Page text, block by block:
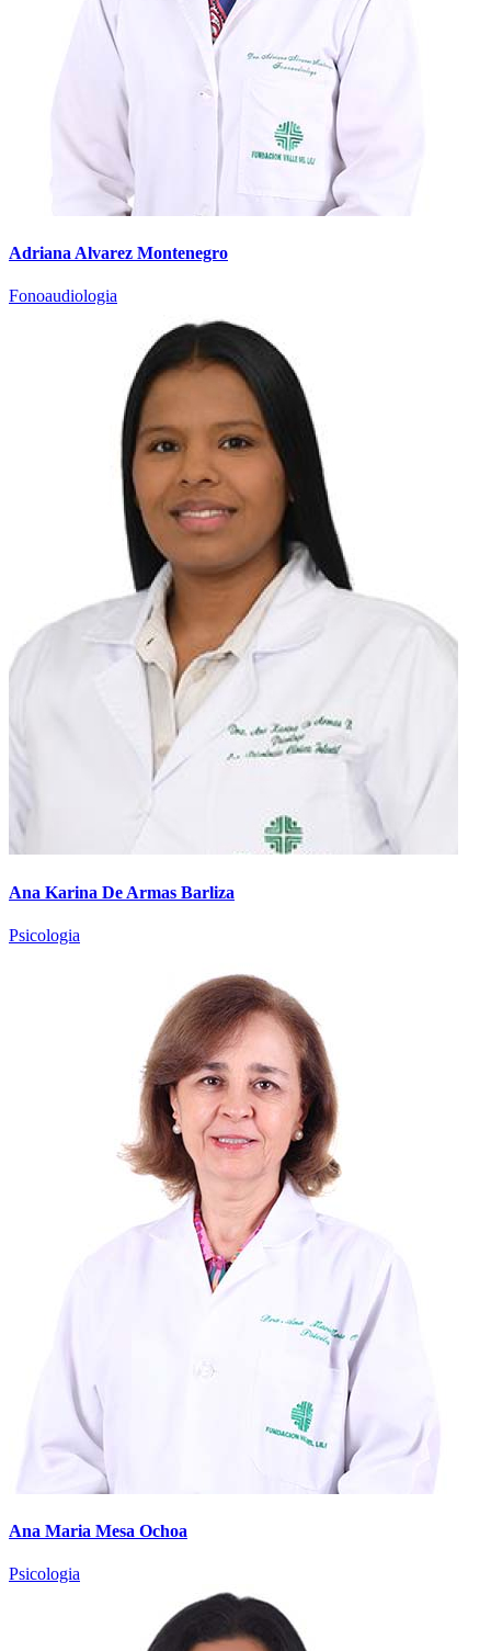
Adriana Alvarez Montenegro
Fonoaudiologia
Ana Karina De Armas Barliza
Psicologia
Ana Maria Mesa Ochoa
Psicologia